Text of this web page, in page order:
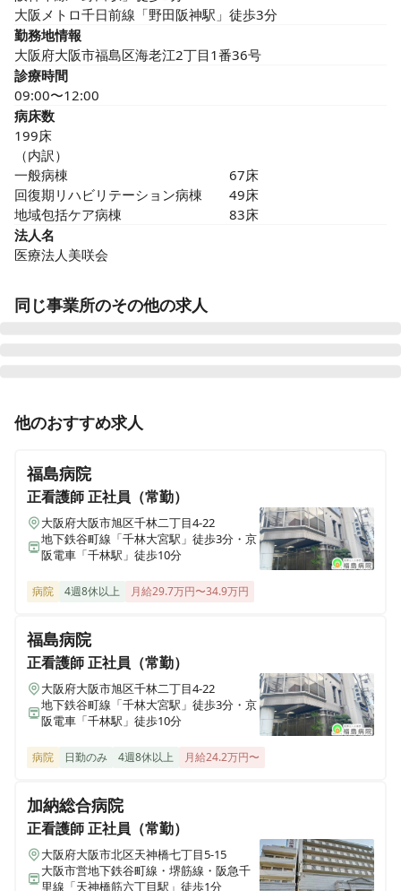
大阪メトロ千日前線「野田阪神駅」徒歩3分
勤務地情報
大阪府大阪市福島区海老江2丁目1番36号
診療時間
09:00〜12:00
病床数
199床
（内訳）
一般病棟　　　　　　　　　　　　67床
回復期リハビリテーション病棟　　49床
地域包括ケア病棟　　　　　　　　83床
法人名
医療法人美咲会
同じ事業所のその他の求人
正看護師 正社員（常勤）
【総合外来看護師長候補】駅徒歩3分｜残業月5時間程度
担当
正看護師 正社員（常勤）
【外来・救急外来看護師】駅徒歩3分｜残業月5時間程度
｜二交代・日勤のみ◎｜救急指定病院｜外来×救急外来
｜柔軟な働き方♪
正看護師 正社員（常勤）
【病棟看護師】駅徒歩3分｜残業月5時間程度｜二交代・
日勤のみ◎｜賞与実績3.3ヶ月♪
【手術室看護師】駅徒歩3分｜残業月5時間程度｜二交
代・日勤のみ◎｜実働8h以下｜賞与実績3.3ヶ月♪
他のおすすめ求人
福島病院
正看護師正社員（常勤）
大阪府大阪市旭区千林二丁目4-22
地下鉄谷町線「千林大宮駅」徒歩3分・京
阪電車「千林駅」徒歩10分
病院 4週8休以上 月給29.7万円〜34.9万円
福島病院
正看護師正社員（常勤）
大阪府大阪市旭区千林二丁目4-22
地下鉄谷町線「千林大宮駅」徒歩3分・京
阪電車「千林駅」徒歩10分
病院 日勤のみ 4週8休以上 月給24.2万円〜
加納総合病院
正看護師正社員（常勤）
大阪府大阪市北区天神橋七丁目5-15
大阪市営地下鉄谷町線・堺筋線・阪急千
里線「天神橋筋六丁目駅」徒歩1分